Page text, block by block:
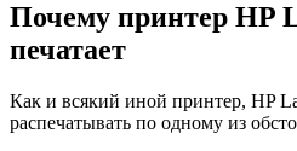
Почему принтер HP
печатает
Как и всякий иной принтер, HP
распечатывать по одному из